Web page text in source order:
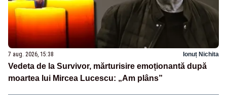
7 aug. 2026, 15:38 Ionuț Nichita
Vedeta de la Survivor, mărturisire emoționantă după
moartea lui Mircea Lucescu: „Am plâns”